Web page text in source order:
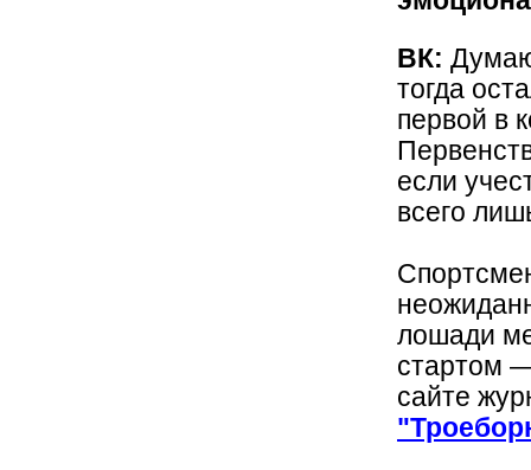
ВК:
тогда
первой в
если
всего
лошади
стартом
сайте